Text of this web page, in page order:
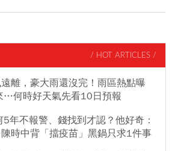
/ HOT ARTICLES /
離，豪大雨還沒完！雨區熱點曝
…何時好天氣先看10日預報
年不報警、錢找到才認？他好奇：
時中背「擋疫苗」黑鍋只求1件事